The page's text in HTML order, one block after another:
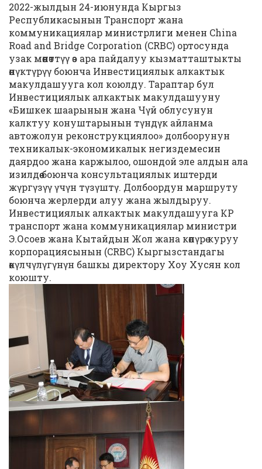
2022-жылдын 24-июнунда Кыргыз
Республикасынын Транспорт жана
коммуникациялар министрлиги менен China
Road and Bridge Corporation (CRBC) ортосунда
узак мөөнөттүү өз ара пайдалуу кызматташтыкты
өнүктүрүү боюнча Инвестициялык алкактык
макулдашууга кол коюлду. Тараптар бул
Инвестициялык алкактык макулдашууну
«Бишкек шаарынын жана Чүй облусунун
калктуу конуштарынын түндүк айланма
автожолун реконструкциялоо» долбоорунун
техникалык-экономикалык негиздемесин
даярдоо жана каржылоо, ошондой эле алдын ала
изилдөө боюнча консультациялык иштерди
жүргүзүү үчүн түзүштү. Долбоордун маршруту
боюнча жерлерди алуу жана жылдыруу.
Инвестициялык алкактык макулдашууга КР
транспорт жана коммуникациялар министри
Э.Осоев жана Кытайдын Жол жана көпүрө куруу
корпорациясынын (CRBC) Кыргызстандагы
өкүлчүлүгүнүн башкы директору Хоу Хусян кол
коюшту.